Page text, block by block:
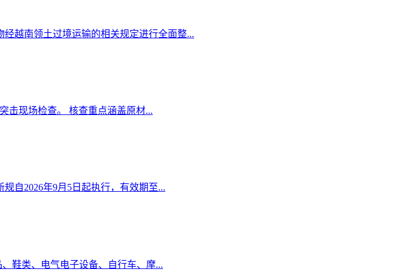
经越南领土过境运输的相关规定进行全面整...
击现场检查。 核查重点涵盖原材...
自2026年9月5日起执行，有效期至...
鞋类、电气电子设备、自行车、摩...